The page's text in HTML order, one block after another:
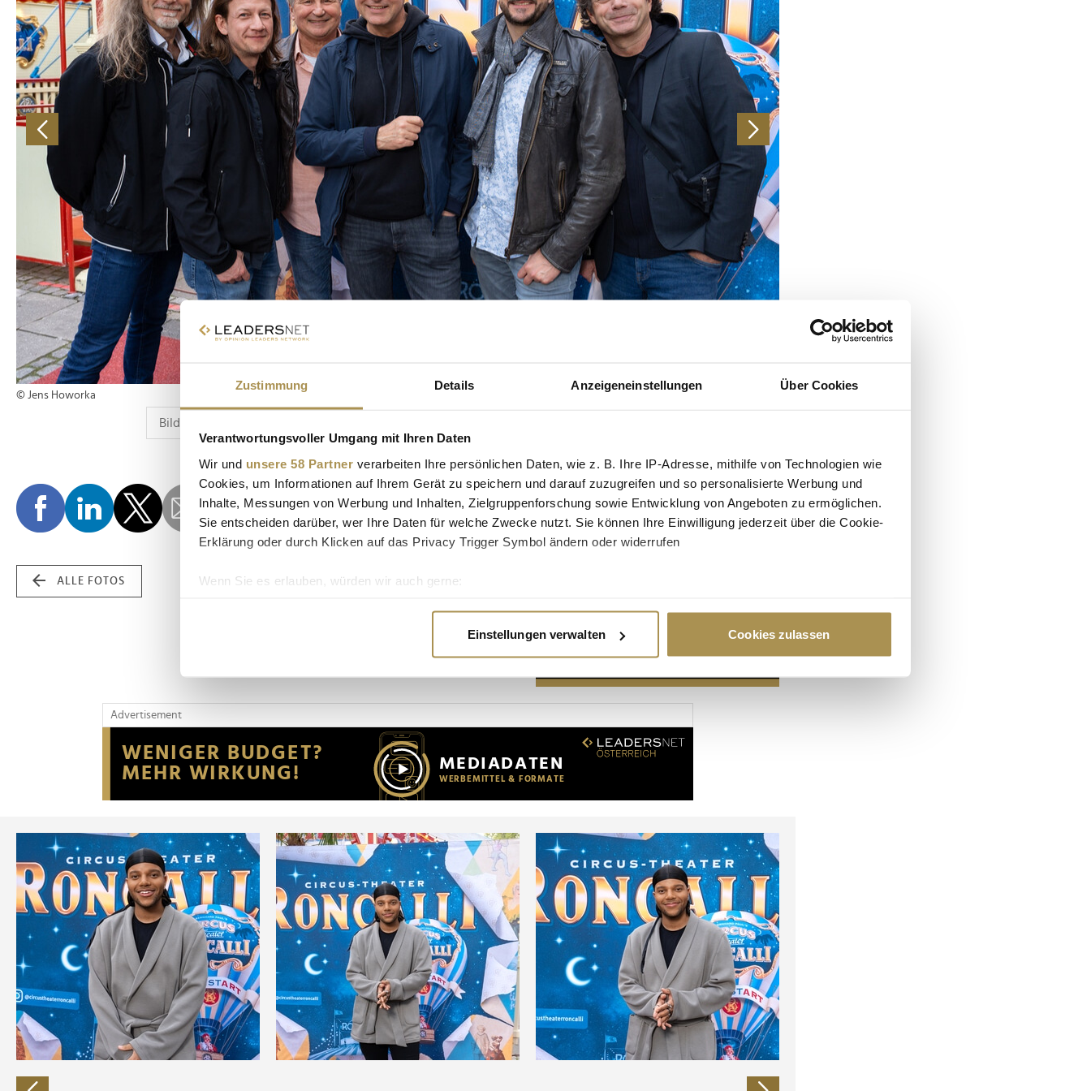
Zustimmung Details Anzeigeneinstellungen Über Cookies
Verantwortungsvoller Umgang mit Ihren Daten
Wir und unsere 58 Partner verarbeiten Ihre persönlichen Daten, wie z. B. Ihre IP-Adresse, mithilfe von Technologien wie
Cookies, um Informationen auf Ihrem Gerät zu speichern und darauf zuzugreifen und so personalisierte Werbung und
Inhalte, Messungen von Werbung und Inhalten, Zielgruppenforschung sowie Entwicklung von Angeboten zu ermöglichen.
Sie entscheiden darüber, wer Ihre Daten für welche Zwecke nutzt. Sie können Ihre Einwilligung jederzeit über die Cookie-
Erklärung oder durch Klicken auf das Privacy Trigger Symbol ändern oder widerrufen
Wenn Sie es erlauben, würden wir auch gerne:
Erfahren Sie mehr darüber, wie Ihre persönlichen Daten verarbeitet werden, und legen Sie Ihre Präferenzen im
Wir verwenden Cookies, um Inhalte und Anzeigen zu personalisieren, Funktionen für soziale Medien anbieten zu können
Website an unsere Partner für soziale Medien, Werbung und Analysen weiter. Unsere Partner führen diese Informationen
möglicherweise mit weiteren Daten zusammen, die Sie ihnen bereitgestellt haben oder die sie im Rahmen Ihrer Nutzung
der Dienste gesammelt haben.
Einstellungen verwalten Cookies zulassen
© Jens Howorka
ALLE FOTOS
Advertisement
Advertisement